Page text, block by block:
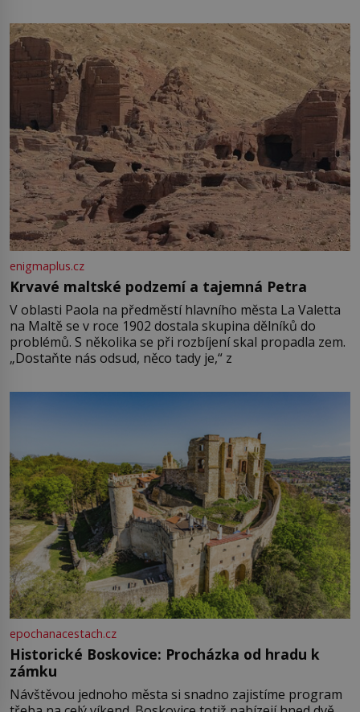
enigmaplus.cz
Krvavé maltské podzemí a tajemná Petra
V oblasti Paola na předměstí hlavního města La Valetta
na Maltě se v roce 1902 dostala skupina dělníků do
problémů. S několika se při rozbíjení skal propadla zem.
„Dostaňte nás odsud, něco tady je,“ z
epochanacestach.cz
Historické Boskovice: Procházka od hradu k
zámku
Návštěvou jednoho města si snadno zajistíme program